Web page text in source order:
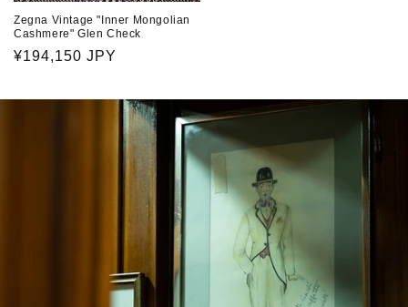
Zegna Vintage "Inner Mongolian
Cashmere" Glen Check
通
価
¥194,150 JPY